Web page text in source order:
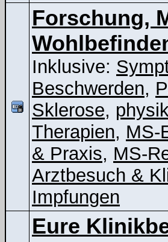
Forschung,
Inklusive:
Beschwerden,
Sklerose,
Therapien, MS-
& Praxis, MS-
Arztbesuch &
Impfungen
Eure